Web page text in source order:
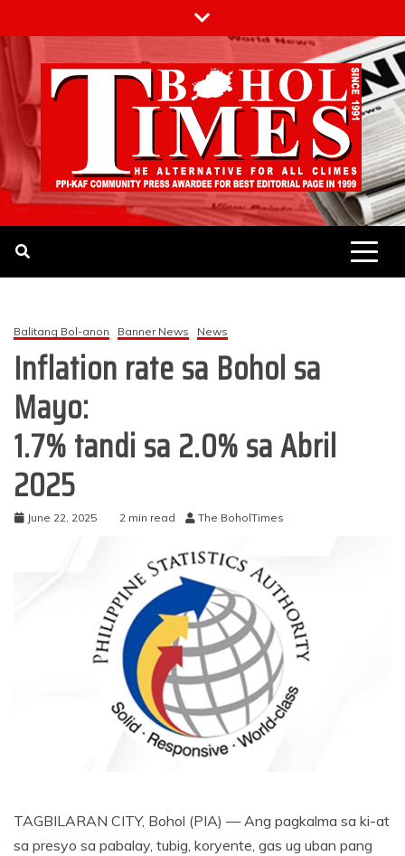
to
content
The Bohol Times
Balitang Bol-anon Banner News News
Inflation rate sa Bohol sa
Mayo:
1.7% tandi sa 2.0% sa Abril
2025
June 22, 2025 2 min read The BoholTimes
TAGBILARAN CITY, Bohol (PIA) — Ang pagkalma sa ki-at
sa presyo sa pabalay, tubig, koryente, gas ug uban pang